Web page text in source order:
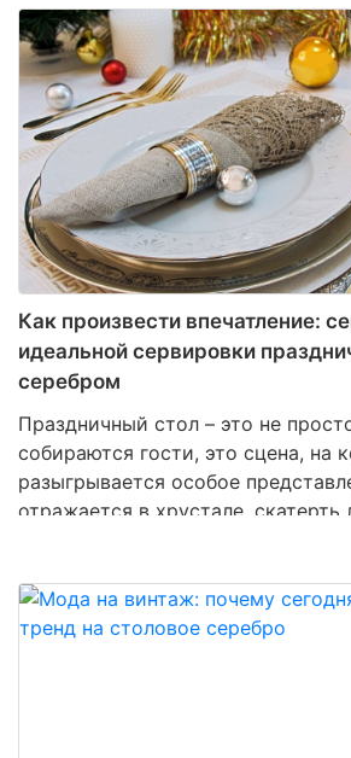
Как произвести впечатление:
идеальной сервировки
серебром
Праздничный стол – это не
собираются гости, это сцена, на
разыгрывается особое
отражается в хрустале, скатерть
ровно, блюда источают
деталь, которая превращает
событие, достойное особой